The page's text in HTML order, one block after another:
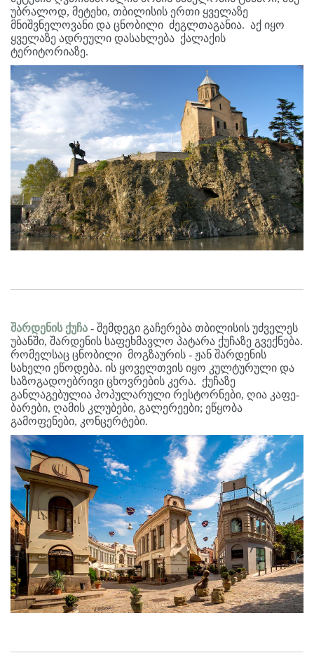
უბრალოდ, მეტეხი, თბილისის ერთი ყველაზე
მნიშვნელოვანი და ცნობილი ძეგლთაგანია. აქ იყო
ყველაზე ადრეული დასახლება ქალაქის
ტერიტორიაზე.
შარდენის ქუჩა - შემდეგი გაჩერება თბილისის უძველეს
უბანში, შარდენის საფეხმავლო პატარა ქუჩაზე გვექნება.
რომელსაც ცნობილი მოგზაურის - ჟან შარდენის
სახელი ეწოდება. ის ყოველთვის იყო კულტურული და
საზოგადოებრივი ცხოვრების კერა. ქუჩაზე
განლაგებულია პოპულარული რესტორნები, ღია კაფე-
ბარები, ღამის კლუბები, გალერეები; ეწყობა
გამოფენები, კონცერტები.